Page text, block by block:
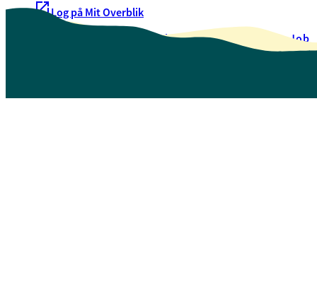
Log på Mit Overblik
Oversigt over selvbetjeningJob